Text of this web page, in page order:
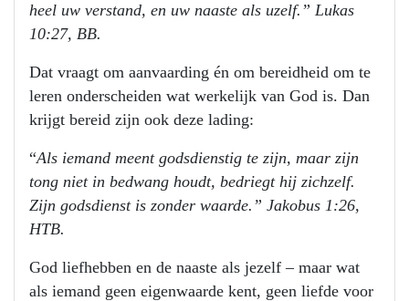
heel uw verstand, en uw naaste als uzelf.” Lukas
10:27, BB.
Dat vraagt om aanvaarding én om bereidheid om te
leren onderscheiden wat werkelijk van God is. Dan
krijgt bereid zijn ook deze lading:
“Als iemand meent godsdienstig te zijn, maar zijn
tong niet in bedwang houdt, bedriegt hij zichzelf.
Zijn godsdienst is zonder waarde.” Jakobus 1:26,
HTB.
God liefhebben en de naaste als jezelf – maar wat
als iemand geen eigenwaarde kent, geen liefde voor